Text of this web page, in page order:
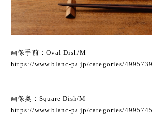
画像手前：Oval Dish/M
https://www.blanc-pa.jp/categories/4995739
画像奥：Square Dish/M
https://www.blanc-pa.jp/categories/4995745